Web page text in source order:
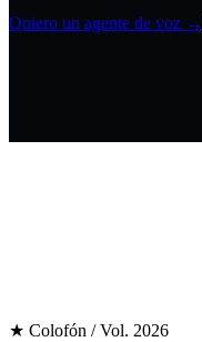
Quiero un agente de voz →
★ Colofón / Vol. 2026